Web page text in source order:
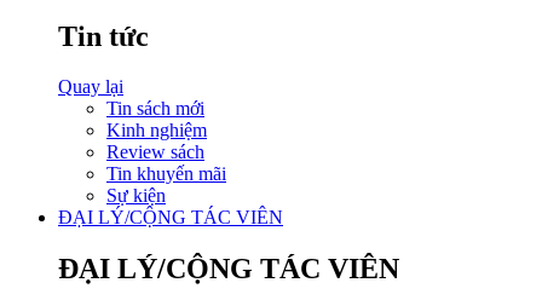
Tin tức
Quay lại
Tin sách mới
Kinh nghiệm
Review sách
Tin khuyến mãi
Sự kiện
ĐẠI LÝ/CỘNG TÁC VIÊN
ĐẠI LÝ/CỘNG TÁC VIÊN